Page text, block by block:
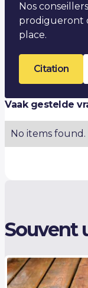
Nos
prodigueront
place.
Citation
Vaak gestelde
No items found.
Souvent